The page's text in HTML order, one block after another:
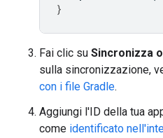
}
Fai clic su Sincronizza
sulla sincronizzazione,
con i file Gradle.
Aggiungi l'ID della tua
come identificato